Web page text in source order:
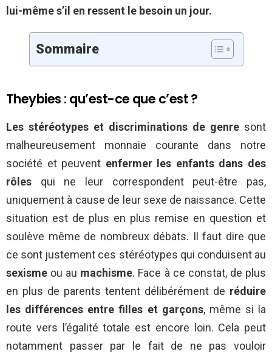
lui-même s’il en ressent le besoin un jour.
Sommaire
Theybies : qu’est-ce que c’est ?
Les stéréotypes et discriminations de genre sont
malheureusement monnaie courante dans notre
société et peuvent enfermer les enfants dans des
rôles qui ne leur correspondent peut-être pas,
uniquement à cause de leur sexe de naissance. Cette
situation est de plus en plus remise en question et
soulève même de nombreux débats. Il faut dire que
ce sont justement ces stéréotypes qui conduisent au
sexisme ou au machisme. Face à ce constat, de plus
en plus de parents tentent délibérément de réduire
les différences entre filles et garçons, même si la
route vers l’égalité totale est encore loin. Cela peut
notamment passer par le fait de ne pas vouloir